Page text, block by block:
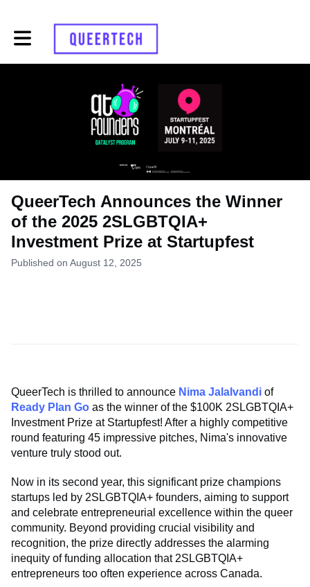
Toggle main navigation
QueerTech Announces the Winner
of the 2025 2SLGBTQIA+
Investment Prize at Startupfest
Published on August 12, 2025
QueerTech is thrilled to announce Nima Jalalvandi of
Ready Plan Go as the winner of the $100K 2SLGBTQIA+
Investment Prize at Startupfest! After a highly competitive
round featuring 45 impressive pitches, Nima's innovative
venture truly stood out.
Now in its second year, this significant prize champions
startups led by 2SLGBTQIA+ founders, aiming to support
and celebrate entrepreneurial excellence within the queer
community. Beyond providing crucial visibility and
recognition, the prize directly addresses the alarming
inequity of funding allocation that 2SLGBTQIA+
entrepreneurs too often experience across Canada.